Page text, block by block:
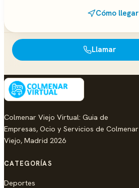
Cómo llegar
Llamar
Colmenar Viejo Virtual: Guia de
Empresas, Ocio y Servicios de Colmenar
Viejo, Madrid 2026
CATEGORÍAS
Deportes